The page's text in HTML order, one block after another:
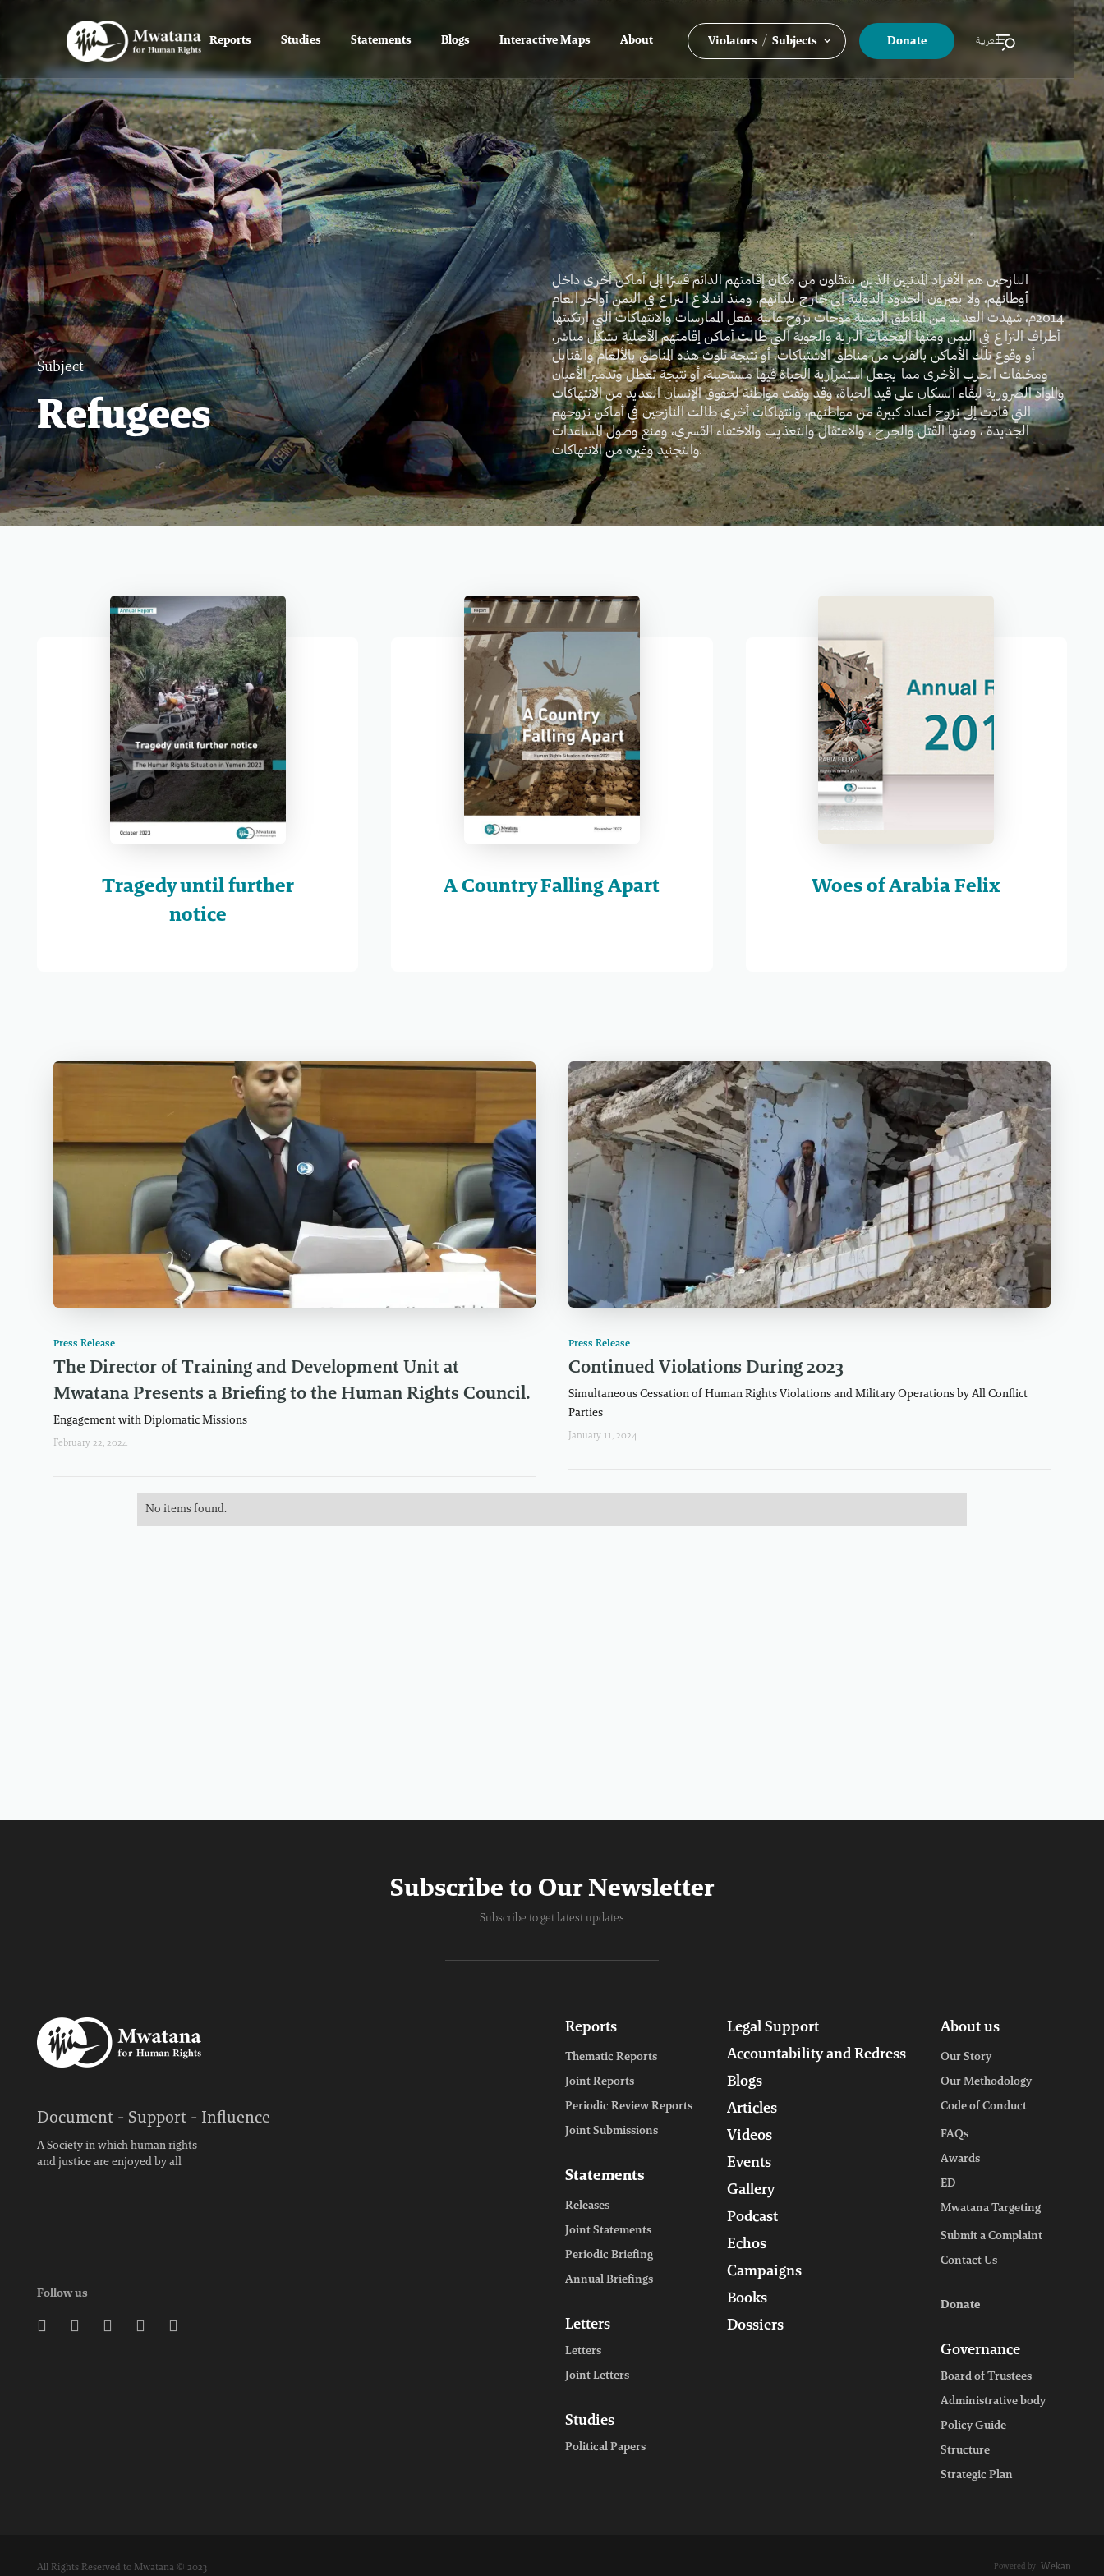
Reports Studies Statements Blogs Interactive Maps About Violators / Subjects Donate العربية
Subject
Refugees
النازحين هم الأفراد المدنيين الذين ينتقلون من مكان إقامتهم الدائم قسرًا إلى أماكن أخرى داخل
أوطانهم، ولا يعبرون الحدود الدولية إلى خارج بلدانهم. ومنذ اندلاع النزاع في اليمن أواخر العام
2014م، شهدت العديد من المناطق اليمنية موجات نزوح عالية بفعل الممارسات والانتهاكات التي ارتكبتها
أطراف النزاع في اليمن ومنها الهجمات البرية والجوية التي طالت أماكن إقامتهم الأصلية بشكل مباشر،
أو وقوع تلك الأماكن بالقرب من مناطق الاشتباكات، أو نتيجة تلوث هذه المناطق بالألغام والقنابل
ومخلفات الحرب الأخرى مما يجعل استمرارية الحياة فيها مستحيلة، أو نتيجة تعطل وتدمير الأعيان
والمواد الضرورية لبقاء السكان على قيد الحياة، وقد وثقت مواطنة لحقوق الإنسان العديد من الانتهاكات
التي قادت إلى نزوح أعداد كبيرة من مواطنهم، وانتهاكات أخرى طالت النازحين في أماكن نزوحهم
الجديدة ، ومنها القتل والجرح ، والاعتقال والتعذيب والاختفاء القسري، ومنع وصول المساعدات
والتجنيد وغيره من الانتهاكات.
Tragedy until further
notice
A Country Falling Apart Woes of Arabia Felix
Press Release
The Director of Training and Development Unit at
Mwatana Presents a Briefing to the Human Rights Council.
Engagement with Diplomatic Missions
February 22, 2024
Press Release
Continued Violations During 2023
Simultaneous Cessation of Human Rights Violations and Military Operations by All Conflict
Parties
January 11, 2024
No items found.
Subscribe to Our Newsletter
Subscribe to get latest updates
Document - Support - Influence
A Society in which human rights
and justice are enjoyed by all
Follow us
    
Reports
Thematic Reports
Joint Reports
Periodic Review Reports
Joint Submissions
Statements
Releases
Joint Statements
Periodic Briefing
Annual Briefings
Letters
Letters
Joint Letters
Studies
Political Papers
Legal Support
Accountability and Redress
Blogs
Articles
Videos
Events
Gallery
Podcast
Echos
Campaigns
Books
Dossiers
About us
Our Story
Our Methodology
Code of Conduct
FAQs
Awards
ED
Mwatana Targeting
Submit a Complaint
Contact Us
Donate
Governance
Board of Trustees
Administrative body
Policy Guide
Structure
Strategic Plan
All Rights Reserved to Mwatana © 2023 Powered by Wekan